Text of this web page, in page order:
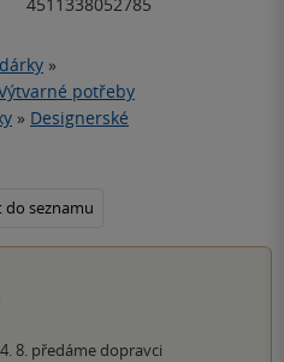
»
potřeby
» Designerské
do seznamu
8. předáme dopravci